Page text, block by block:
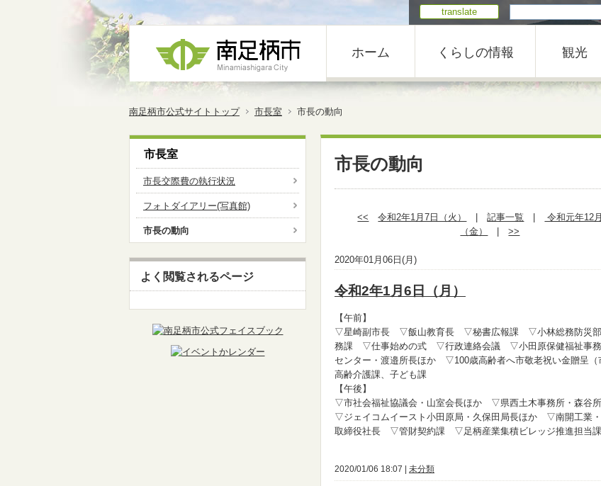
translate
ホーム くらしの情報 観光
南足柄市公式サイトトップ 市長室 市長の動向
市長の動向
<< 令和2年1月7日（火） |記事一覧
令和元年12
（金）
|>>
2020年01月06日(月)
令和2年1月6日（月）
【午前】
▽星崎副市長 ▽飯山教育長 ▽秘書広報課 ▽小林総務防災
務課 ▽仕事始めの式 ▽行政連絡会議 ▽小田原保健福祉事務
センター・渡邉所長ほか ▽100歳高齢者へ市敬老祝い金贈呈
高齢介護課、子ども課
【午後】
▽市社会福祉協議会・山室会長ほか ▽県西土木事務所・森谷
▽ジェイコムイースト小田原局・久保田局長ほか ▽南開工業
取締役社長 ▽管財契約課 ▽足柄産業集積ビレッジ推進担当課
2020/01/06 18:07 | 未分類
市長室
市長交際費の執行状況
フォトダイアリー(写真館)
市長の動向
よく閲覧されるページ